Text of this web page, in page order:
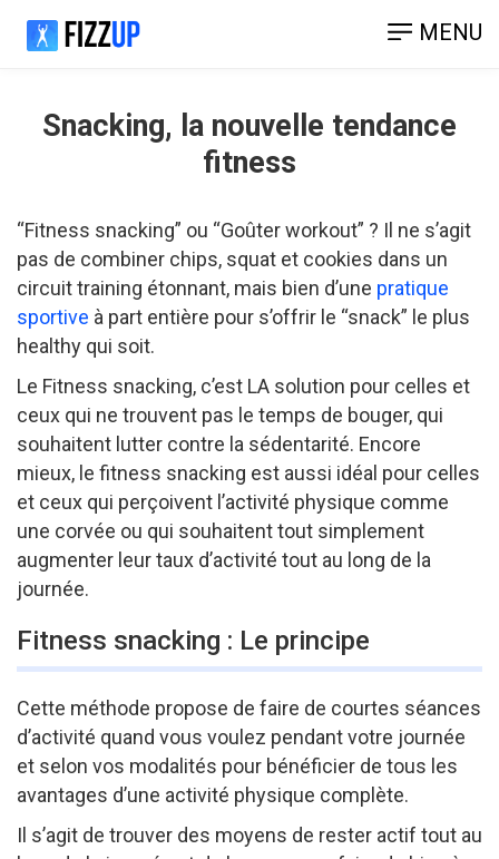
MENU
Snacking, la nouvelle tendance
fitness
“Fitness snacking” ou “Goûter workout” ? Il ne s’agit
pas de combiner chips, squat et cookies dans un
circuit training étonnant, mais bien d’une pratique
sportive à part entière pour s’offrir le “snack” le plus
healthy qui soit.
Le Fitness snacking, c’est LA solution pour celles et
ceux qui ne trouvent pas le temps de bouger, qui
souhaitent lutter contre la sédentarité. Encore
mieux, le fitness snacking est aussi idéal pour celles
et ceux qui perçoivent l’activité physique comme
une corvée ou qui souhaitent tout simplement
augmenter leur taux d’activité tout au long de la
journée.
Fitness snacking : Le principe
Cette méthode propose de faire de courtes séances
d’activité quand vous voulez pendant votre journée
et selon vos modalités pour bénéficier de tous les
avantages d’une activité physique complète.
Il s’agit de trouver des moyens de rester actif tout au